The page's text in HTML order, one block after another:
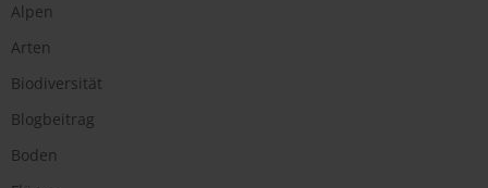
Alpen
Arten
Biodiversität
Blogbeitrag
Boden